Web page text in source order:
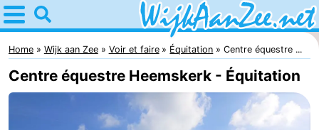
Home
Wijk
aan
Astuces
Home Wijk aan Zee Voir et faire Équitation Centre équestre ...
Centre équestre Heemskerk - Équitation